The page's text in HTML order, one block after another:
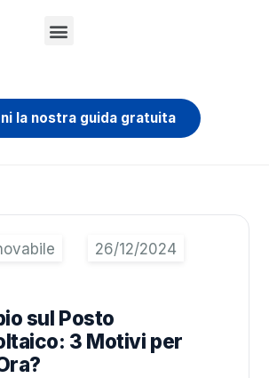
la nostra guida gratuita
sul Posto
3 Motivi per